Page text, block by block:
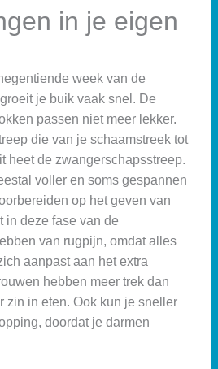
in je eigen
week van de
je buik vaak snel. De
passen niet meer lekker.
die van je schaamstreek tot
heet de zwangerschapsstreep.
voller en soms gespannen
op het geven van
in deze fase van de
van rugpijn, omdat alles
aanpast aan het extra
hebben meer trek dan
zin in eten. Ook kun je sneller
doordat je darmen